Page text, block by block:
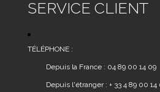
SERVICE CLIENT
TÉLÉPHONE :
Depuis la France : 04 89 00 14 09
Depuis l'étranger : + 33 4 89 00 14